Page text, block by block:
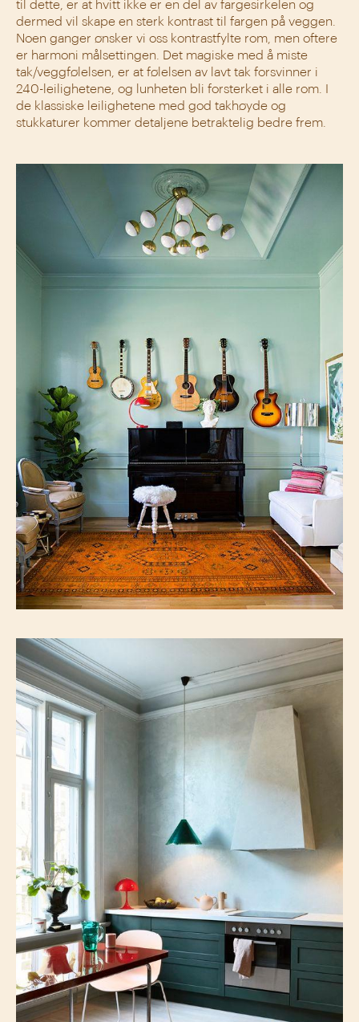
til dette, er at hvitt ikke er en del av fargesirkelen og
dermed vil skape en sterk kontrast til fargen på veggen.
Noen ganger ønsker vi oss kontrastfylte rom, men oftere
er harmoni målsettingen. Det magiske med å miste
tak/veggfølelsen, er at følelsen av lavt tak forsvinner i
240-leilighetene, og lunheten bli forsterket i alle rom. I
de klassiske leilighetene med god takhøyde og
stukkaturer kommer detaljene betraktelig bedre frem.